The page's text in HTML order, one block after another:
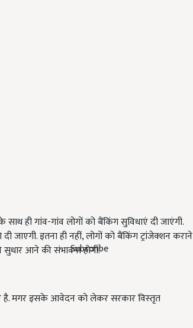
Subscribe
ही गांव-गांव लोगों को बैंकिंग सुविधाएं दी जाएंगी.
इतना ही नहीं, लोगों को बैंकिंग ट्रांजेक्‍शन कराने
आने की संभावना होगी.
है. मगर इसके आवेदन को लेकर सरकार विस्‍तृत